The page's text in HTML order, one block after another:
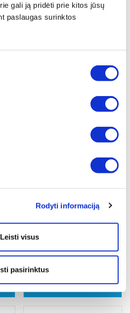
gali ją pridėti prie kitos jūsų
paslaugas surinktos
Rodyti informaciją
Leisti visus
pasirinktus
JUOSTA 19MMX25M
Peržiūrėti
LIPNI JUOSTA EURASOL 60MM
JUOSTA SU PLAUŠU, 19MMX25